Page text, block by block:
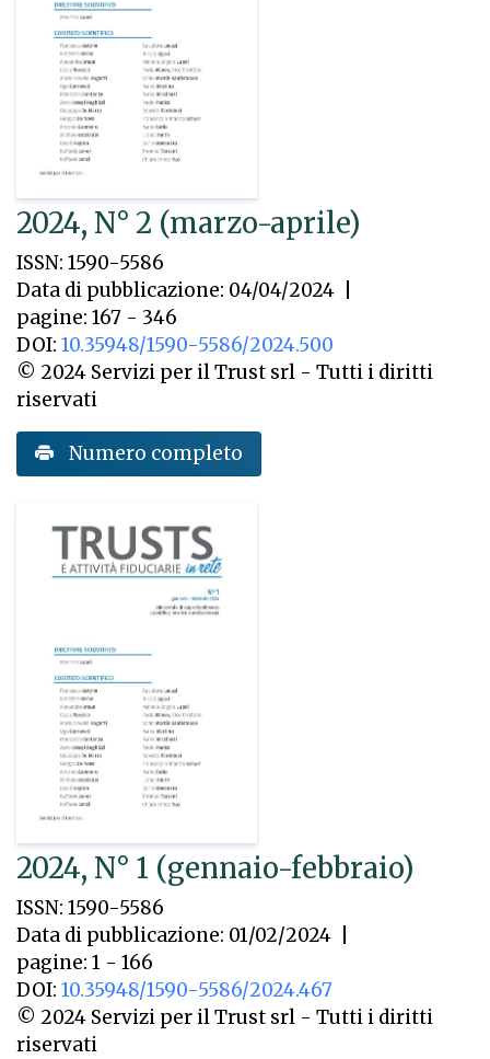
2024, N° 2 (marzo-aprile)
ISSN: 1590-5586
Data di pubblicazione: 04/04/2024
pagine: 167 - 346
DOI: 10.35948/1590-5586/2024.500
© 2024 Servizi per il Trust srl - Tutti i diritti
riservati
Numero completo
2024, N° 1 (gennaio-febbraio)
ISSN: 1590-5586
Data di pubblicazione: 01/02/2024
pagine: 1 - 166
DOI: 10.35948/1590-5586/2024.467
© 2024 Servizi per il Trust srl - Tutti i diritti
riservati